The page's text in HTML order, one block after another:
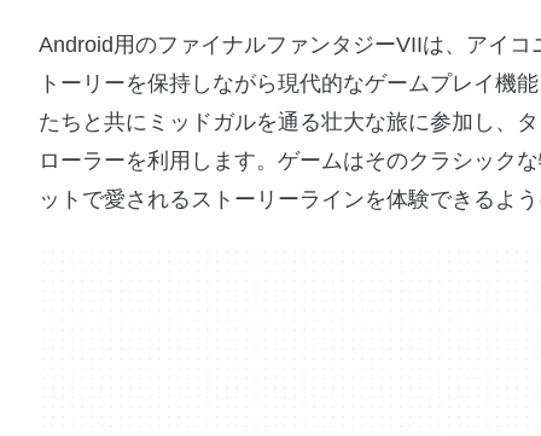
Android用のファイナルファンタジーVIIは、アイ
トーリーを保持しながら現代的なゲームプレイ機
たちと共にミッドガルを通る壮大な旅に参加し、
ローラーを利用します。ゲームはそのクラシック
ットで愛されるストーリーラインを体験できるよ